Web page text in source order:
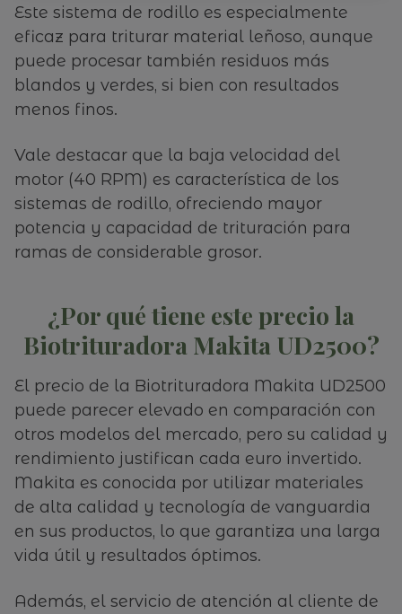
Este sistema de rodillo es especialmente
eficaz para triturar material leñoso, aunque
puede procesar también residuos más
blandos y verdes, si bien con resultados
menos finos.
Vale destacar que la baja velocidad del
motor (40 RPM) es característica de los
sistemas de rodillo, ofreciendo mayor
potencia y capacidad de trituración para
ramas de considerable grosor.
¿Por qué tiene este precio la
Biotrituradora Makita UD2500?
El precio de la Biotrituradora Makita UD2500
puede parecer elevado en comparación con
otros modelos del mercado, pero su calidad y
rendimiento justifican cada euro invertido.
Makita es conocida por utilizar materiales
de alta calidad y tecnología de vanguardia
en sus productos, lo que garantiza una larga
vida útil y resultados óptimos.
Además, el servicio de atención al cliente de